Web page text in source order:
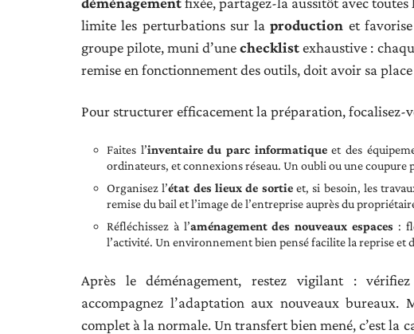
limite les perturbations sur laproduction et
groupe pilote, muni d’unechecklistexhaustive :
remise en fonctionnement des outils, doit avoir sa
Pour structurer efficacement la préparation, focalisez-
Faites l’inventaire du parc informatiqueet des
ordinateurs, et connexions réseau. Un oubli ou une coupure
Organisez l’état des lieux de sortieet, si besoin, les
remise du bail et l’image de l’entreprise auprès du
Réfléchissez à l’aménagement des nouveaux espaces :
l’activité. Un environnement bien pensé facilite la reprise et
Après le déménagement, restez vigilant :
accompagnez l’adaptation aux nouveaux
complet à la normale. Un transfert bien mené, c’est la